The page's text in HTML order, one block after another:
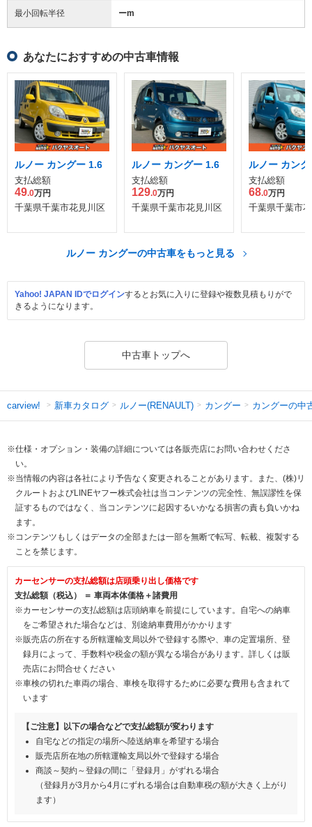
最小回転半径 ーm
あなたにおすすめの中古車情報
ルノー カングー 1.6
支払総額
49.0万円
千葉県千葉市花見川区
ルノー カングー 1.6
支払総額
129.0万円
千葉県千葉市花見川区
ルノー カン
支払総額
68.0万円
千葉県千葉市
ルノー カングーの中古車をもっと見る
Yahoo! JAPAN IDでログインするとお気に入りに登録や複数見積もりがで
きるようになります。
中古車トップへ
carview! 新車カタログ ルノー(RENAULT) カングー カングーの中
※仕様・オプション・装備の詳細については各販売店にお問い合わせくださ
い。
※当情報の内容は各社により予告なく変更されることがあります。また、(株)リ
クルートおよびLINEヤフー株式会社は当コンテンツの完全性、無誤謬性を保
証するものではなく、当コンテンツに起因するいかなる損害の責も負いかね
ます。
※コンテンツもしくはデータの全部または一部を無断で転写、転載、複製する
ことを禁じます。
カーセンサーの支払総額は店頭乗り出し価格です
支払総額（税込） ＝ 車両本体価格＋諸費用
※カーセンサーの支払総額は店頭納車を前提にしています。自宅への納車
をご希望された場合などは、別途納車費用がかかります
※販売店の所在する所轄運輸支局以外で登録する際や、車の定置場所、登
録月によって、手数料や税金の額が異なる場合があります。詳しくは販
売店にお問合せください
※車検の切れた車両の場合、車検を取得するために必要な費用も含まれて
います
【ご注意】以下の場合などで支払総額が変わります
自宅などの指定の場所へ陸送納車を希望する場合
販売店所在地の所轄運輸支局以外で登録する場合
商談～契約～登録の間に「登録月」がずれる場合
（登録月が3月から4月にずれる場合は自動車税の額が大きく上がり
ます）